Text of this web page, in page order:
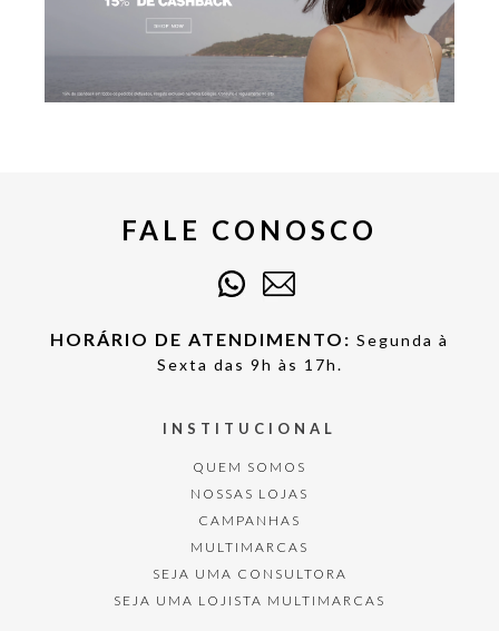
FALE CONOSCO
HORÁRIO DE ATENDIMENTO: Segunda à
Sexta das 9h às 17h.
INSTITUCIONAL
QUEM SOMOS
NOSSAS LOJAS
CAMPANHAS
MULTIMARCAS
SEJA UMA CONSULTORA
SEJA UMA LOJISTA MULTIMARCAS